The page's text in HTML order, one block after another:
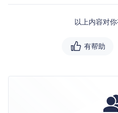
以上内容对
有帮助